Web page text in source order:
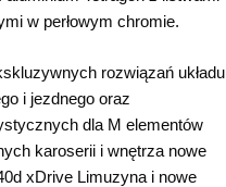
w perłowym chromie.
rozwiązań układu
i jezdnego oraz
dla M elementów
karoserii i wnętrza nowe
xDrive Limuzyna i nowe